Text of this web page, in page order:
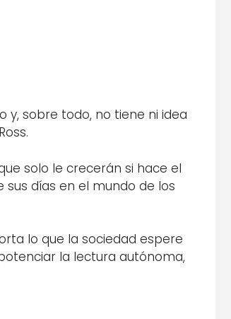
y, sobre todo, no tiene ni idea
solo le crecerán si hace el
sus días en el mundo de los
lo que la sociedad espere
la lectura autónoma,